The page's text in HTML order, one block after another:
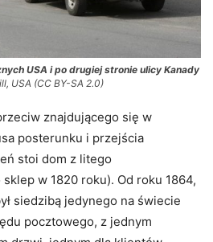
USA i po drugiej stronie ulicy Kanady
USA (CC BY-SA 2.0)
znajdującego się w
posterunku i przejścia
stoi dom z litego
w 1820 roku). Od roku 1864,
siedzibą jedynego na świecie
pocztowego, z jednym